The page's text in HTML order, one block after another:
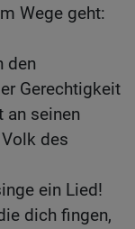
Wege geht:
den
Gerechtigkeit
an seinen
des
ein Lied!
dich fingen,